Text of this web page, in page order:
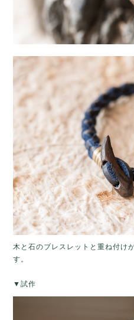
木と石のブレスレットと重ね付け
す。
▼試作